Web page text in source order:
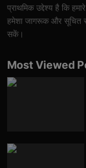
प्राथमिक उद्देश्य है कि
हमेशा जागरूक और सूचित
सकें।
Most Viewed